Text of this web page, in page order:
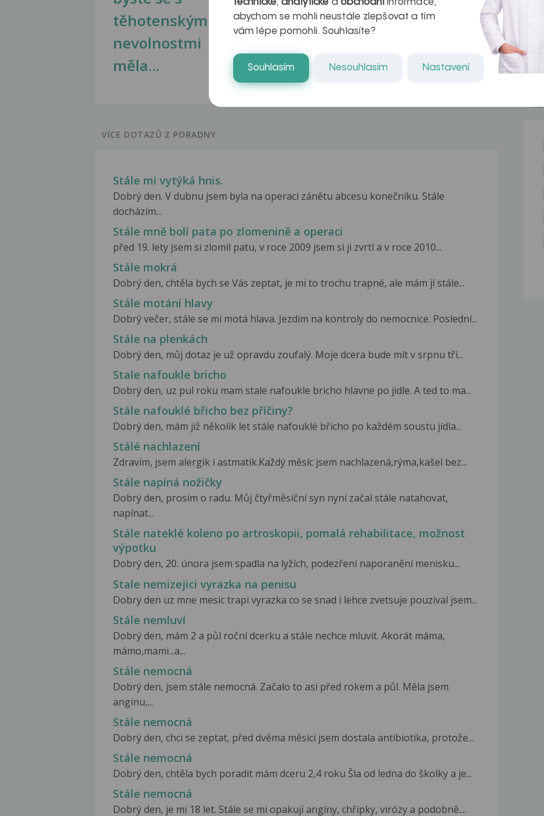
těhotenskými
nevolnostmi
měla...
obrazech
myastenie –
kteří ji...
VÍCE DOTAZŮ Z PORADNY
Stále mi vytýká hnis.
Dobrý den. V dubnu jsem byla na operaci zánětu abcesu konečníku. Stále
docházím...
Stále mně bolí pata po zlomenině a operaci
před 19. lety jsem si zlomil patu, v roce 2009 jsem si ji zvrtl a v roce 2010...
Stále mokrá
Dobrý den, chtěla bych se Vás zeptat, je mi to trochu trapné, ale mám jí stále...
Stále motání hlavy
Dobrý večer, stále se mi motá hlava. Jezdim na kontroly do nemocnice. Poslední...
Stále na plenkách
Dobrý den, můj dotaz je už opravdu zoufalý. Moje dcera bude mít v srpnu tři...
Stale nafoukle bricho
Dobrý den, uz pul roku mam stale nafoukle bricho hlavne po jidle. A ted to ma...
Stále nafouklé břicho bez příčiny?
Dobrý den, mám již několik let stále nafouklé břicho po každém soustu jídla...
Stálé nachlazení
Zdravím, jsem alergik i astmatik.Každý měsíc jsem nachlazená,rýma,kašel bez...
Stále napíná nožičky
Dobrý den, prosím o radu. Můj čtyřměsíční syn nyní začal stále natahovat,
napínat...
Stále nateklé koleno po artroskopii, pomalá rehabilitace, možnost
výpotku
Dobrý den, 20. února jsem spadla na lyžích, podezření naporanění menisku...
Stale nemizejici vyrazka na penisu
Dobry den uz mne mesic trapi vyrazka co se snad i lehce zvetsuje pouzival jsem...
Stále nemluví
Dobrý den, mám 2 a půl roční dcerku a stále nechce mluvit. Akorát máma,
mámo,mami...a...
Stále nemocná
Dobrý den, jsem stále nemocná. Začalo to asi před rokem a půl. Měla jsem
angínu,...
Stále nemocná
Dobrý den, chci se zeptat, před dvěma měsící jsem dostala antibiotika, protože...
Stále nemocná
Dobrý den, chtěla bych poradit mám dceru 2,4 roku Šla od ledna do školky a je...
Stále nemocná
Dobrý den, je mi 18 let. Stále se mi opakují angíny, chřipky, virózy a podobně....
technické,analytické a obchodníinformace,
abychom se mohli neustále zlepšovat a tím
vám lépe pomohli. Souhlasíte?
Souhlasím Nesouhlasím Nastavení